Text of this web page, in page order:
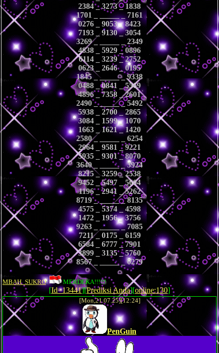
2384 _ 3273 _ 1838
1701 _ _____ _ 7161
0276 _ 9053 _ 8423
7193 _ 9130 _ 3054
3269 _ _____ _ 2349
4838 _ 5929 _ 0896
6114 _ 3239 _ 2752
0623 _ 2646 _ 0195
1845 _ _____ _ 9338
0488 _ 0841 _ 5569
4896 _ 7358 _ 2601
2490 _ _____ _ 5492
5938 _ 2700 _ 2865
3084 _ 1599 _ 1070
1663 _ 1621 _ 1420
2580 _ _____ _ 6254
2964 _ 9581 _ 9221
5935 _ 9301 _ 8070
3640 _ _____ _ 3924
8215 _ 3259 _ 2538
9452 _ 5497 _ 5604
1196 _ 2941 _ 5262
8719 _ _____ _ 8135
4575 _ 5374 _ 4598
1472 _ 1956 _ 3756
9263 _ _____ _ 7085
7211 _ 0175 _ 6159
6584 _ 6777 _ 7901
3899 _ 3135 _ 5760
8567 _ _____ _ 0279
MBAH_SUKRO: MERDEKA!!!!!!
[Id=13441][Prediksi Anda][online:130]
[Mon,21.07.25][12:24]
PenGuin